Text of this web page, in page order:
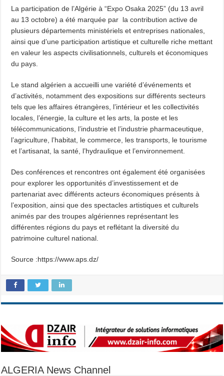
La participation de l’Algérie à “Expo Osaka 2025” (du 13 avril
au 13 octobre) a été marquée par la contribution active de
plusieurs départements ministériels et entreprises nationales,
ainsi que d’une participation artistique et culturelle riche mettant
en valeur les aspects civilisationnels, culturels et économiques
du pays.
Le stand algérien a accueilli une variété d’événements et
d’activités, notamment des expositions sur différents secteurs
tels que les affaires étrangères, l’intérieur et les collectivités
locales, l’énergie, la culture et les arts, la poste et les
télécommunications, l’industrie et l’industrie pharmaceutique,
l’agriculture, l’habitat, le commerce, les transports, le tourisme
et l’artisanat, la santé, l’hydraulique et l’environnement.
Des conférences et rencontres ont également été organisées
pour explorer les opportunités d’investissement et de
partenariat avec différents acteurs économiques présents à
l’exposition, ainsi que des spectacles artistiques et culturels
animés par des troupes algériennes représentant les
différentes régions du pays et reflétant la diversité du
patrimoine culturel national.
Source :https://www.aps.dz/
ALGERIA News Channel